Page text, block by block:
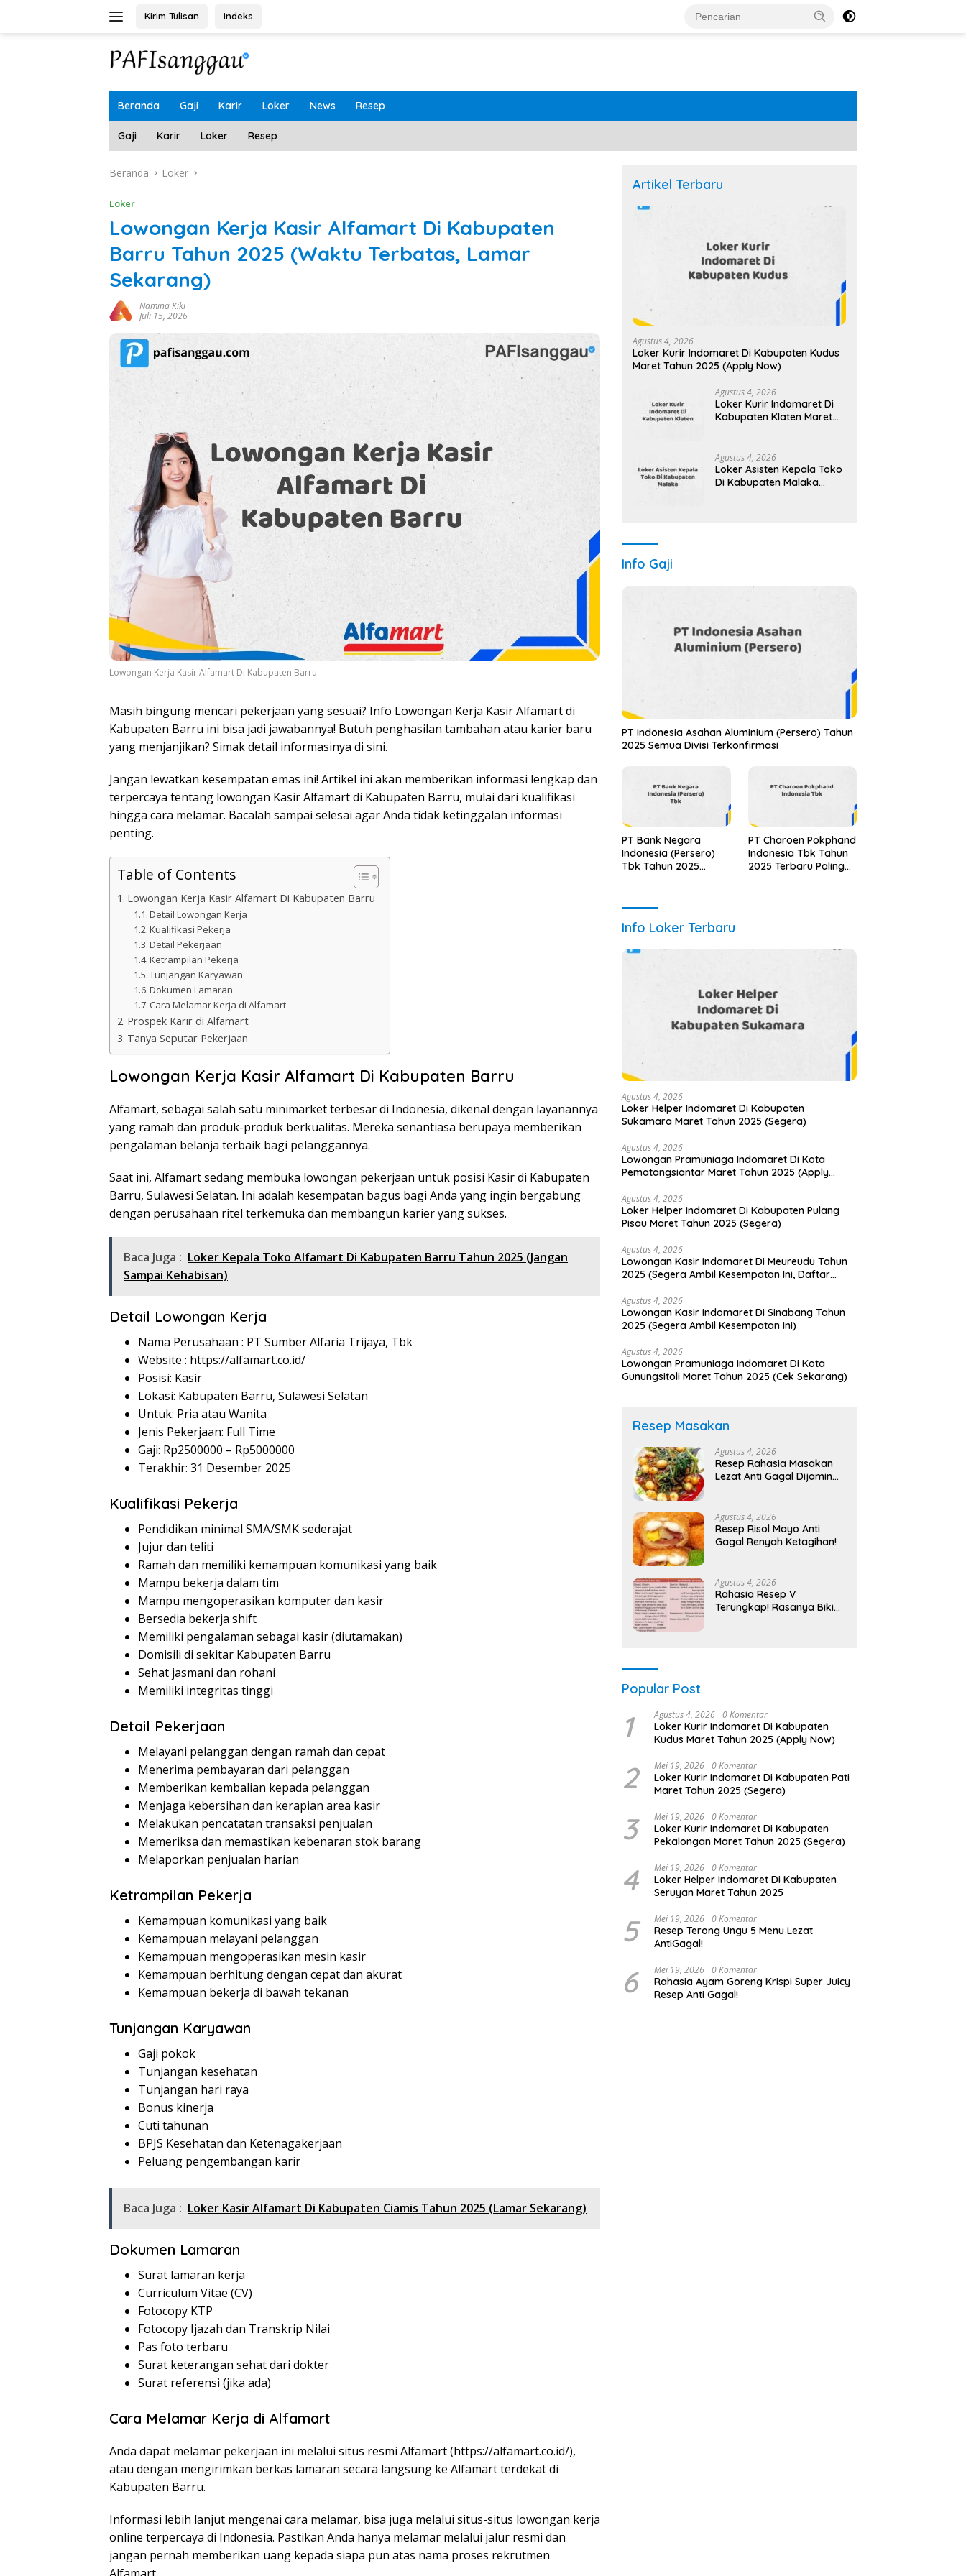
Kirim Tulisan Indeks
Beranda Gaji Karir Loker News Resep
Gaji Karir Loker Resep
Beranda Loker
Loker
Lowongan Kerja Kasir Alfamart Di Kabupaten
Barru Tahun 2025 (Waktu Terbatas, Lamar
Sekarang)
Namina Kiki
Juli 15, 2026
Lowongan Kerja Kasir Alfamart Di Kabupaten Barru
Masih bingung mencari pekerjaan yang sesuai? Info Lowongan Kerja Kasir Alfamart di
Kabupaten Barru ini bisa jadi jawabannya! Butuh penghasilan tambahan atau karier baru
yang menjanjikan? Simak detail informasinya di sini.
Jangan lewatkan kesempatan emas ini! Artikel ini akan memberikan informasi lengkap dan
terpercaya tentang lowongan Kasir Alfamart di Kabupaten Barru, mulai dari kualifikasi
hingga cara melamar. Bacalah sampai selesai agar Anda tidak ketinggalan informasi
penting.
Table of Contents
Lowongan Kerja Kasir Alfamart Di Kabupaten Barru
Detail Lowongan Kerja
Kualifikasi Pekerja
Detail Pekerjaan
Ketrampilan Pekerja
Tunjangan Karyawan
Dokumen Lamaran
Cara Melamar Kerja di Alfamart
Prospek Karir di Alfamart
Tanya Seputar Pekerjaan
Lowongan Kerja Kasir Alfamart Di Kabupaten Barru
Alfamart, sebagai salah satu minimarket terbesar di Indonesia, dikenal dengan layanannya
yang ramah dan produk-produk berkualitas. Mereka senantiasa berupaya memberikan
pengalaman belanja terbaik bagi pelanggannya.
Saat ini, Alfamart sedang membuka lowongan pekerjaan untuk posisi Kasir di Kabupaten
Barru, Sulawesi Selatan. Ini adalah kesempatan bagus bagi Anda yang ingin bergabung
dengan perusahaan ritel terkemuka dan membangun karier yang sukses.
Baca Juga : Loker Kepala Toko Alfamart Di Kabupaten Barru Tahun 2025 (Jangan
Sampai Kehabisan)
Detail Lowongan Kerja
Nama Perusahaan : PT Sumber Alfaria Trijaya, Tbk
Website : https://alfamart.co.id/
Posisi: Kasir
Lokasi: Kabupaten Barru, Sulawesi Selatan
Untuk: Pria atau Wanita
Jenis Pekerjaan: Full Time
Gaji: Rp2500000 – Rp5000000
Terakhir: 31 Desember 2025
Kualifikasi Pekerja
Pendidikan minimal SMA/SMK sederajat
Jujur dan teliti
Ramah dan memiliki kemampuan komunikasi yang baik
Mampu bekerja dalam tim
Mampu mengoperasikan komputer dan kasir
Bersedia bekerja shift
Memiliki pengalaman sebagai kasir (diutamakan)
Domisili di sekitar Kabupaten Barru
Sehat jasmani dan rohani
Memiliki integritas tinggi
Detail Pekerjaan
Melayani pelanggan dengan ramah dan cepat
Menerima pembayaran dari pelanggan
Memberikan kembalian kepada pelanggan
Menjaga kebersihan dan kerapian area kasir
Melakukan pencatatan transaksi penjualan
Memeriksa dan memastikan kebenaran stok barang
Melaporkan penjualan harian
Ketrampilan Pekerja
Kemampuan komunikasi yang baik
Kemampuan melayani pelanggan
Kemampuan mengoperasikan mesin kasir
Kemampuan berhitung dengan cepat dan akurat
Kemampuan bekerja di bawah tekanan
Tunjangan Karyawan
Gaji pokok
Tunjangan kesehatan
Tunjangan hari raya
Bonus kinerja
Cuti tahunan
BPJS Kesehatan dan Ketenagakerjaan
Peluang pengembangan karir
Baca Juga : Loker Kasir Alfamart Di Kabupaten Ciamis Tahun 2025 (Lamar Sekarang)
Dokumen Lamaran
Surat lamaran kerja
Curriculum Vitae (CV)
Fotocopy KTP
Fotocopy Ijazah dan Transkrip Nilai
Pas foto terbaru
Surat keterangan sehat dari dokter
Surat referensi (jika ada)
Cara Melamar Kerja di Alfamart
Anda dapat melamar pekerjaan ini melalui situs resmi Alfamart (https://alfamart.co.id/),
atau dengan mengirimkan berkas lamaran secara langsung ke Alfamart terdekat di
Kabupaten Barru.
Informasi lebih lanjut mengenai cara melamar, bisa juga melalui situs-situs lowongan kerja
online terpercaya di Indonesia. Pastikan Anda hanya melamar melalui jalur resmi dan
jangan pernah memberikan uang kepada siapa pun atas nama proses rekrutmen
Artikel Terbaru
Agustus 4, 2026
Loker Kurir Indomaret Di Kabupaten Kudus
Maret Tahun 2025 (Apply Now)
Agustus 4, 2026
Loker Kurir Indomaret Di
Kabupaten Klaten Maret
Agustus 4, 2026
Loker Asisten Kepala Toko
Di Kabupaten Malaka
Info Gaji
PT Indonesia Asahan Aluminium (Persero) Tahun
2025 Semua Divisi Terkonfirmasi
PT Bank Negara
Indonesia (Persero)
Tbk Tahun 2025
PT Charoen Pokphand
Indonesia Tbk Tahun
2025 Terbaru Paling
Info Loker Terbaru
Agustus 4, 2026
Loker Helper Indomaret Di Kabupaten
Sukamara Maret Tahun 2025 (Segera)
Agustus 4, 2026
Lowongan Pramuniaga Indomaret Di Kota
Pematangsiantar Maret Tahun 2025 (Apply
Agustus 4, 2026
Loker Helper Indomaret Di Kabupaten Pulang
Pisau Maret Tahun 2025 (Segera)
Agustus 4, 2026
Lowongan Kasir Indomaret Di Meureudu Tahun
2025 (Segera Ambil Kesempatan Ini, Daftar
Agustus 4, 2026
Lowongan Kasir Indomaret Di Sinabang Tahun
2025 (Segera Ambil Kesempatan Ini)
Agustus 4, 2026
Lowongan Pramuniaga Indomaret Di Kota
Gunungsitoli Maret Tahun 2025 (Cek Sekarang)
Resep Masakan
Agustus 4, 2026
Resep Rahasia Masakan
Lezat Anti Gagal Dijamin
Agustus 4, 2026
Resep Risol Mayo Anti
Gagal Renyah Ketagihan!
Agustus 4, 2026
Rahasia Resep V
Terungkap! Rasanya Bikin
Popular Post
1 Agustus 4, 2026 0 Komentar
Loker Kurir Indomaret Di Kabupaten
Kudus Maret Tahun 2025 (Apply Now)
2 Mei 19, 2026 0 Komentar
Loker Kurir Indomaret Di Kabupaten Pati
Maret Tahun 2025 (Segera)
3 Mei 19, 2026 0 Komentar
Loker Kurir Indomaret Di Kabupaten
Pekalongan Maret Tahun 2025 (Segera)
4 Mei 19, 2026 0 Komentar
Loker Helper Indomaret Di Kabupaten
Seruyan Maret Tahun 2025
5 Mei 19, 2026 0 Komentar
Resep Terong Ungu 5 Menu Lezat
AntiGagal!
6 Mei 19, 2026 0 Komentar
Rahasia Ayam Goreng Krispi Super Juicy
Resep Anti Gagal!